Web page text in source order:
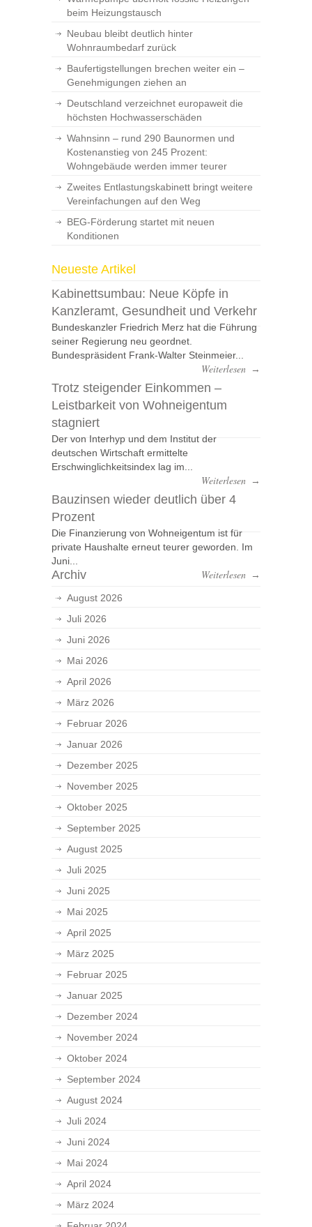
beim Heizungstausch
Neubau bleibt deutlich hinter
Wohnraumbedarf zurück
Baufertigstellungen brechen weiter ein –
Genehmigungen ziehen an
Deutschland verzeichnet europaweit die
höchsten Hochwasserschäden
Wahnsinn – rund 290 Baunormen und
Kostenanstieg von 245 Prozent:
Wohngebäude werden immer teurer
Zweites Entlastungskabinett bringt weitere
Vereinfachungen auf den Weg
BEG-Förderung startet mit neuen
Konditionen
Neueste Artikel
Kabinettsumbau: Neue Köpfe in
Kanzleramt, Gesundheit und Verkehr
Bundeskanzler Friedrich Merz hat die Führung
seiner Regierung neu geordnet.
Bundespräsident Frank-Walter Steinmeier...
Weiterlesen →
Trotz steigender Einkommen –
Leistbarkeit von Wohneigentum
stagniert
Der von Interhyp und dem Institut der
deutschen Wirtschaft ermittelte
Erschwinglichkeitsindex lag im...
Weiterlesen →
Bauzinsen wieder deutlich über 4
Prozent
Die Finanzierung von Wohneigentum ist für
private Haushalte erneut teurer geworden. Im
Juni...
Weiterlesen →
Archiv
August 2026
Juli 2026
Juni 2026
Mai 2026
April 2026
März 2026
Februar 2026
Januar 2026
Dezember 2025
November 2025
Oktober 2025
September 2025
August 2025
Juli 2025
Juni 2025
Mai 2025
April 2025
März 2025
Februar 2025
Januar 2025
Dezember 2024
November 2024
Oktober 2024
September 2024
August 2024
Juli 2024
Juni 2024
Mai 2024
April 2024
März 2024